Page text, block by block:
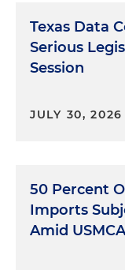
Texas Data
Serious
Session
JULY 30, 2026
50 Percent
Imports
Amid